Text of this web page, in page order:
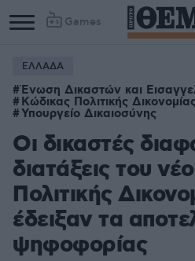
Games
ΕΛΛΑΔΑ
Ένωση Δικαστών και
Κώδικας Πολιτικής
Υπουργείο Δικαιοσύνης
Οι δικαστές
διατάξεις του
Πολιτικής
έδειξαν τα
ψηφοφορίας